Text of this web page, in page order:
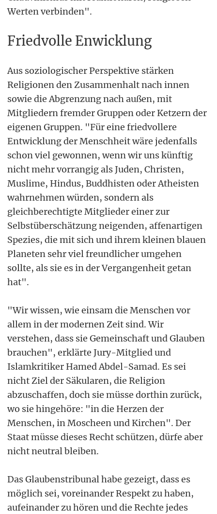
Werten verbinden".
Friedvolle Enwicklung
Aus soziologischer Perspektive stärken
Religionen den Zusammenhalt nach innen
sowie die Abgrenzung nach außen, mit
Mitgliedern fremder Gruppen oder Ketzern der
eigenen Gruppen. "Für eine friedvollere
Entwicklung der Menschheit wäre jedenfalls
schon viel gewonnen, wenn wir uns künftig
nicht mehr vorrangig als Juden, Christen,
Muslime, Hindus, Buddhisten oder Atheisten
wahrnehmen würden, sondern als
gleichberechtigte Mitglieder einer zur
Selbstüberschätzung neigenden, affenartigen
Spezies, die mit sich und ihrem kleinen blauen
Planeten sehr viel freundlicher umgehen
sollte, als sie es in der Vergangenheit getan
hat".
"Wir wissen, wie einsam die Menschen vor
allem in der modernen Zeit sind. Wir
verstehen, dass sie Gemeinschaft und Glauben
brauchen", erklärte Jury-Mitglied und
Islamkritiker Hamed Abdel-Samad. Es sei
nicht Ziel der Säkularen, die Religion
abzuschaffen, doch sie müsse dorthin zurück,
wo sie hingehöre: "in die Herzen der
Menschen, in Moscheen und Kirchen". Der
Staat müsse dieses Recht schützen, dürfe aber
nicht neutral bleiben.
Das Glaubenstribunal habe gezeigt, dass es
möglich sei, voreinander Respekt zu haben,
aufeinander zu hören und die Rechte jedes